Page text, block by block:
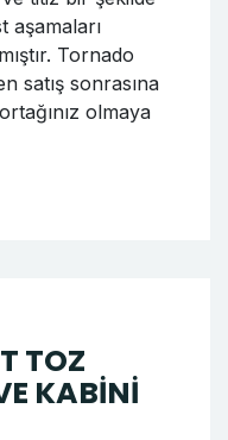
biri olan
bir sevkiyatını
olarak
şase
dostu arayüzü
çıkan bu model,